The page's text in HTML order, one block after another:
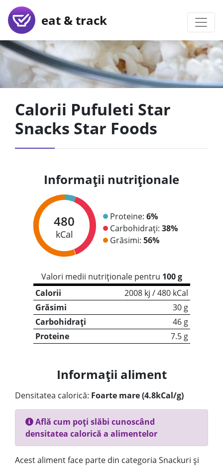
eat & track
Calorii Pufuleti Star
Snacks Star Foods
Informații nutriționale
480
kCal
Proteine: 6%
Carbohidrați: 38%
Grăsimi: 56%
Valori medii nutriționale pentru 100 g
Calorii
2008 kj / 480 kCal
Grăsimi
30 g
Carbohidrați
46 g
Proteine
7.5 g
Informații aliment
Densitatea calorică: Foarte mare (4.8kCal/g)
Află cum poți slăbi cunoscând
densitatea calorică a alimentelor
Acest aliment face parte din categoria Snackuri și